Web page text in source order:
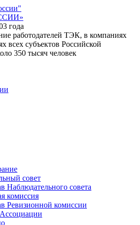
года
работодателей ТЭК, в компаниях
всех субъектов Российской
350 тысяч человек
совет
Наблюдательного совета
комиссия
Ревизионной комиссии